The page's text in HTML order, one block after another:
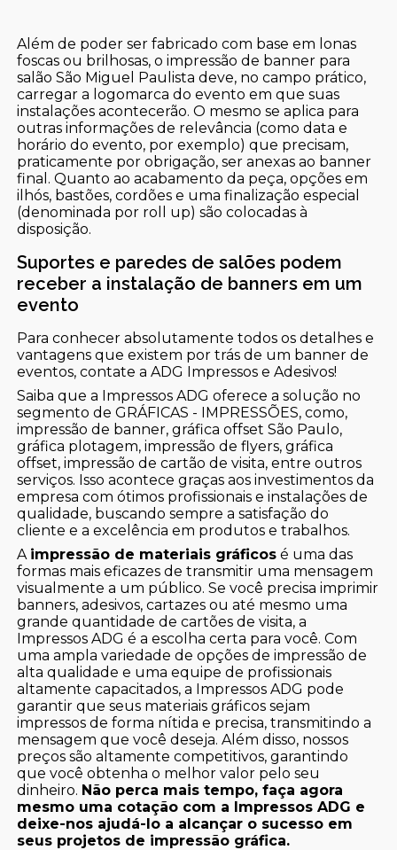
Além de poder ser fabricado com base em lonas
foscas ou brilhosas, o impressão de banner para
salão São Miguel Paulista deve, no campo prático,
carregar a logomarca do evento em que suas
instalações acontecerão. O mesmo se aplica para
outras informações de relevância (como data e
horário do evento, por exemplo) que precisam,
praticamente por obrigação, ser anexas ao banner
final. Quanto ao acabamento da peça, opções em
ilhós, bastões, cordões e uma finalização especial
(denominada por roll up) são colocadas à
disposição.
Suportes e paredes de salões podem
receber a instalação de banners em um
evento
Para conhecer absolutamente todos os detalhes e
vantagens que existem por trás de um banner de
eventos, contate a ADG Impressos e Adesivos!
Saiba que a Impressos ADG oferece a solução no
segmento de GRÁFICAS - IMPRESSÕES, como,
impressão de banner, gráfica offset São Paulo,
gráfica plotagem, impressão de flyers, gráfica
offset, impressão de cartão de visita, entre outros
serviços. Isso acontece graças aos investimentos da
empresa com ótimos profissionais e instalações de
qualidade, buscando sempre a satisfação do
cliente e a excelência em produtos e trabalhos.
A impressão de materiais gráficos é uma das
formas mais eficazes de transmitir uma mensagem
visualmente a um público. Se você precisa imprimir
banners, adesivos, cartazes ou até mesmo uma
grande quantidade de cartões de visita, a
Impressos ADG é a escolha certa para você. Com
uma ampla variedade de opções de impressão de
alta qualidade e uma equipe de profissionais
altamente capacitados, a Impressos ADG pode
garantir que seus materiais gráficos sejam
impressos de forma nítida e precisa, transmitindo a
mensagem que você deseja. Além disso, nossos
preços são altamente competitivos, garantindo
que você obtenha o melhor valor pelo seu
dinheiro. Não perca mais tempo, faça agora
mesmo uma cotação com a Impressos ADG e
deixe-nos ajudá-lo a alcançar o sucesso em
seus projetos de impressão gráfica.